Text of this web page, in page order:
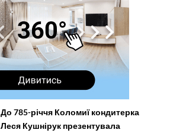
До 785-річчя Коломиї кондитерка
Леся Кушнірук презентувала